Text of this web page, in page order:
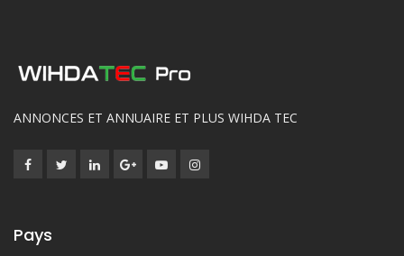
ANNONCES ET ANNUAIRE ET PLUS WIHDA TEC
Pays